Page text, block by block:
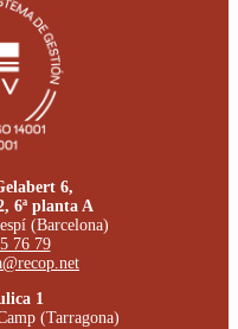
6,
6ª planta A
(Barcelona)
76 79
1
(Tarragona)